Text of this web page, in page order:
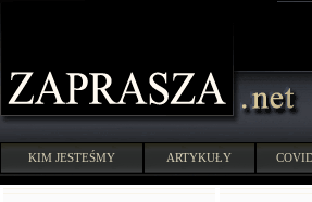
KIM JESTEŚMY ARTYKUŁY